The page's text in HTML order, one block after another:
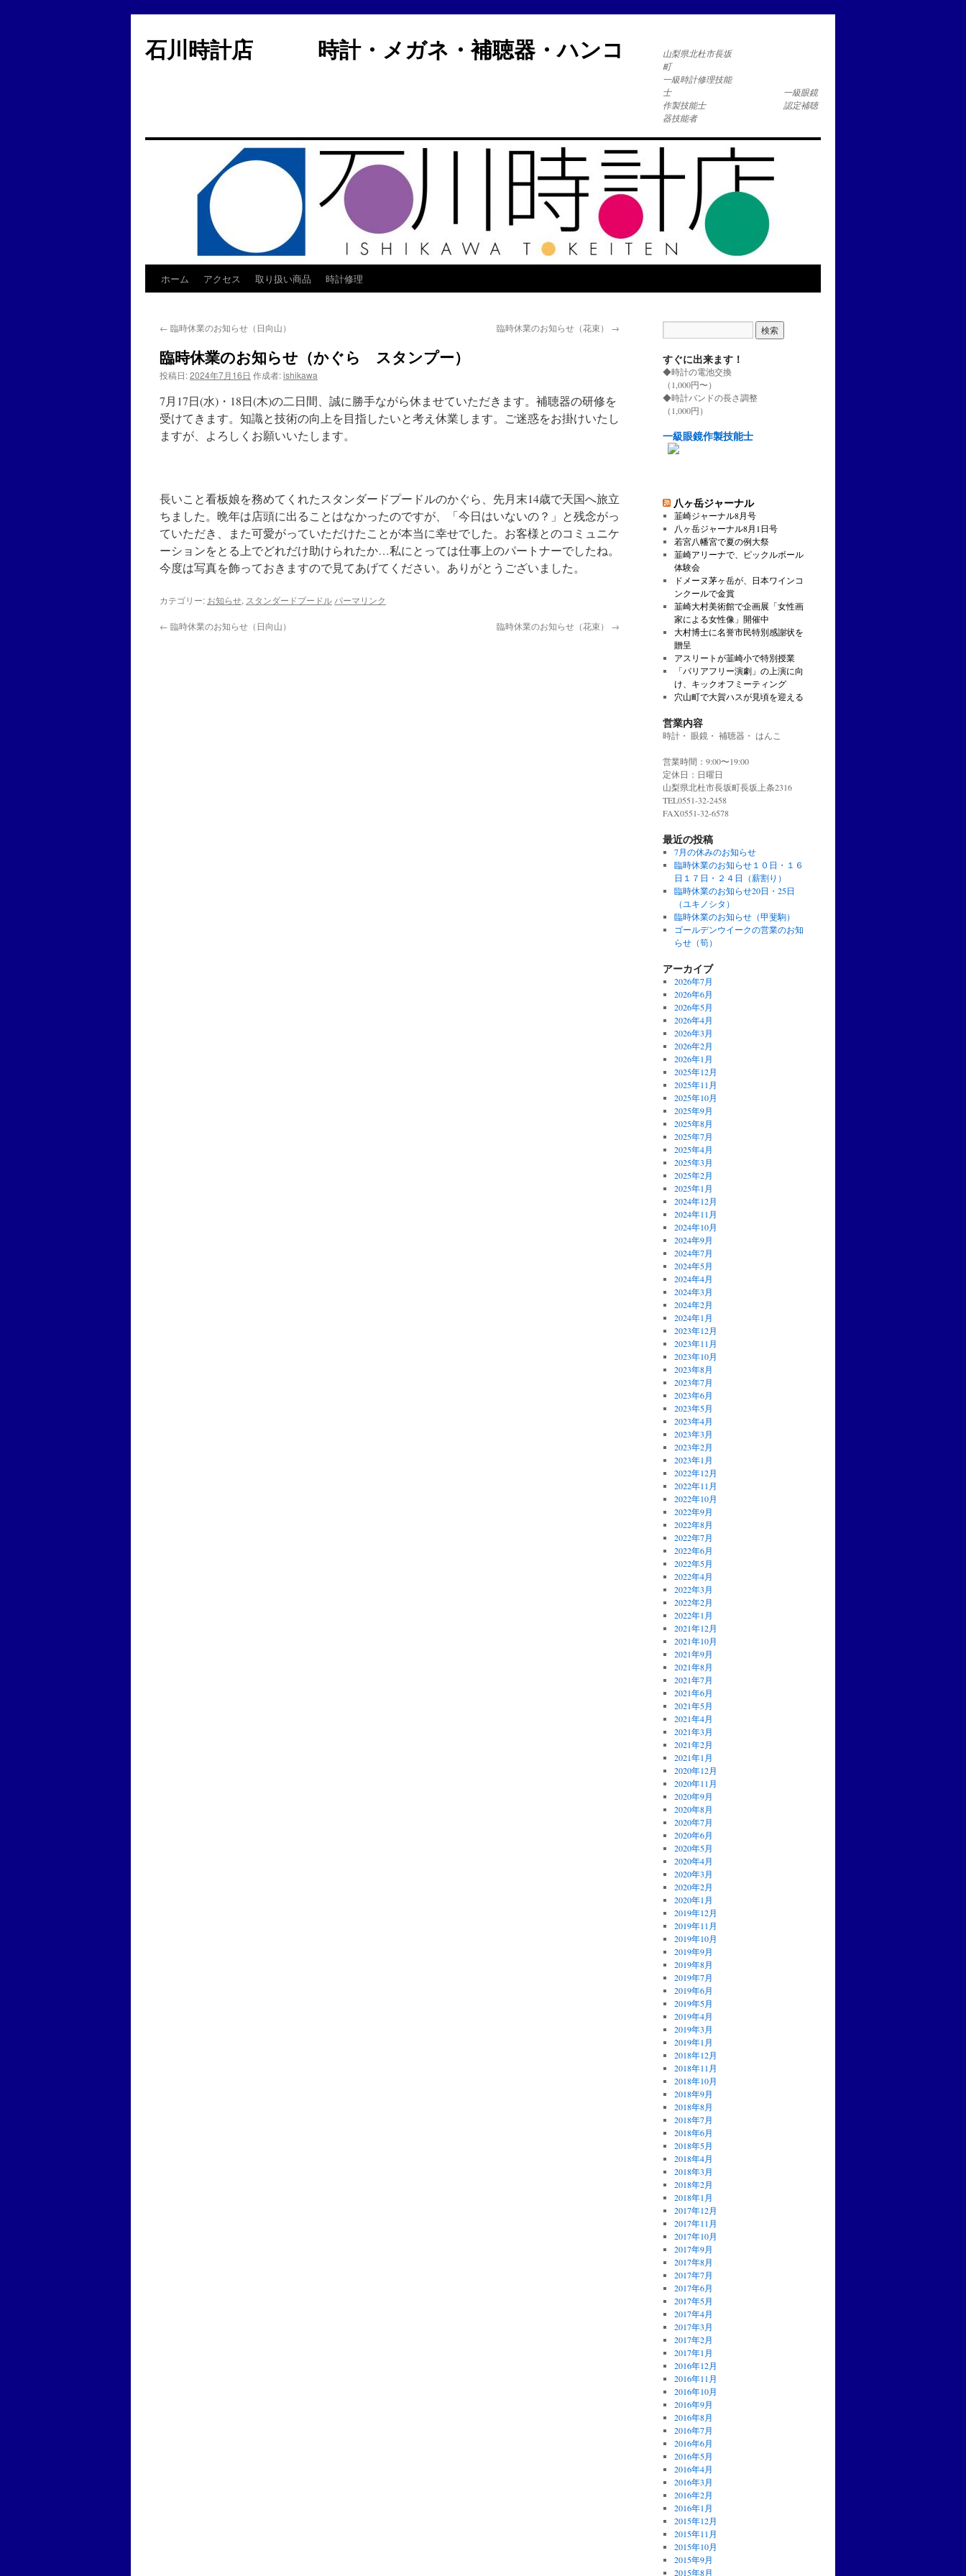
テ
ン
プ
石川時計店 時計・メガネ・補聴器・ハンコ
山梨県北杜市長坂
一級時計修理技能
士 一級眼鏡
作製技能士 認定補聴
器技能者
ホーム アクセス 取り扱い商品 時計修理
← 臨時休業のお知らせ（日向山） 臨時休業のお知らせ（花束） →
臨時休業のお知らせ（かぐら スタンプー）
投稿日:2024年7月16日 作成者:ishikawa
7月17日(水)・18日(木)の二日間、誠に勝手ながら休ませていただきます。補聴器の研修を
受けてきます。知識と技術の向上を目指したいと考え休業します。ご迷惑をお掛けいたし
ますが、よろしくお願いいたします。
長いこと看板娘を務めてくれたスタンダードプードルのかぐら、先月末14歳で天国へ旅立
ちました。晩年は店頭に出ることはなかったのですが、「今日はいないの？」と残念がっ
ていただき、また可愛がっていただけたことが本当に幸せでした。お客様とのコミュニケ
ーションをとる上でどれだけ助けられたか…私にとっては仕事上のパートナーでしたね。
今度は写真を飾っておきますので見てあげてください。ありがとうございました。
カテゴリー: お知らせ, スタンダードプードル パーマリンク
← 臨時休業のお知らせ（日向山） 臨時休業のお知らせ（花束） →
すぐに出来ます！
◆時計の電池交換
（1,000円〜）
◆時計バンドの長さ調整
（1,000円）
一級眼鏡作製技能士
八ヶ岳ジャーナル
韮崎ジャーナル8月号
八ヶ岳ジャーナル8月1日号
若宮八幡宮で夏の例大祭
韮崎アリーナで、ピックルボール
体験会
ドメーヌ茅ヶ岳が、日本ワインコ
ンクールで金賞
韮崎大村美術館で企画展「女性画
家による女性像」開催中
大村博士に名誉市民特別感謝状を
贈呈
アスリートが韮崎小で特別授業
「バリアフリー演劇」の上演に向
け、キックオフミーティング
穴山町で大賀ハスが見頃を迎える
営業内容
時計・ 眼鏡・ 補聴器・ はんこ
営業時間：9:00〜19:00
定休日：日曜日
山梨県北杜市長坂町長坂上条2316
TEL0551-32-2458
FAX0551-32-6578
最近の投稿
7月の休みのお知らせ
臨時休業のお知らせ１０日・１６
日１７日・２４日（薪割り）
臨時休業のお知らせ20日・25日
（ユキノシタ）
臨時休業のお知らせ（甲斐駒）
ゴールデンウイークの営業のお知
らせ（筍）
アーカイブ
2026年7月
2026年6月
2026年5月
2026年4月
2026年3月
2026年2月
2026年1月
2025年12月
2025年11月
2025年10月
2025年9月
2025年8月
2025年7月
2025年4月
2025年3月
2025年2月
2025年1月
2024年12月
2024年11月
2024年10月
2024年9月
2024年7月
2024年5月
2024年4月
2024年3月
2024年2月
2024年1月
2023年12月
2023年11月
2023年10月
2023年8月
2023年7月
2023年6月
2023年5月
2023年4月
2023年3月
2023年2月
2023年1月
2022年12月
2022年11月
2022年10月
2022年9月
2022年8月
2022年7月
2022年6月
2022年5月
2022年4月
2022年3月
2022年2月
2022年1月
2021年12月
2021年10月
2021年9月
2021年8月
2021年7月
2021年6月
2021年5月
2021年4月
2021年3月
2021年2月
2021年1月
2020年12月
2020年11月
2020年9月
2020年8月
2020年7月
2020年6月
2020年5月
2020年4月
2020年3月
2020年2月
2020年1月
2019年12月
2019年11月
2019年10月
2019年9月
2019年8月
2019年7月
2019年6月
2019年5月
2019年4月
2019年3月
2019年1月
2018年12月
2018年11月
2018年10月
2018年9月
2018年8月
2018年7月
2018年6月
2018年5月
2018年4月
2018年3月
2018年2月
2018年1月
2017年12月
2017年11月
2017年10月
2017年9月
2017年8月
2017年7月
2017年6月
2017年5月
2017年4月
2017年3月
2017年2月
2017年1月
2016年12月
2016年11月
2016年10月
2016年9月
2016年8月
2016年7月
2016年6月
2016年5月
2016年4月
2016年3月
2016年2月
2016年1月
2015年12月
2015年11月
2015年10月
2015年9月
2015年8月